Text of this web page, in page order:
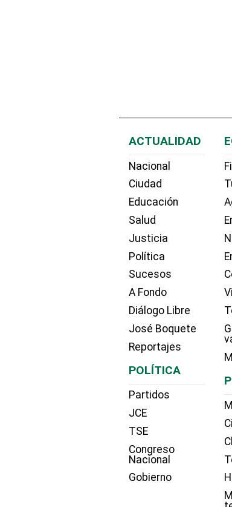
ACTUALIDAD
Nacional
Ciudad
Educación
Salud
Justicia
Política
Sucesos
A Fondo
Diálogo Libre
José Boquete
Reportajes
POLÍTICA
Partidos
JCE
TSE
Congreso
Nacional
Gobierno